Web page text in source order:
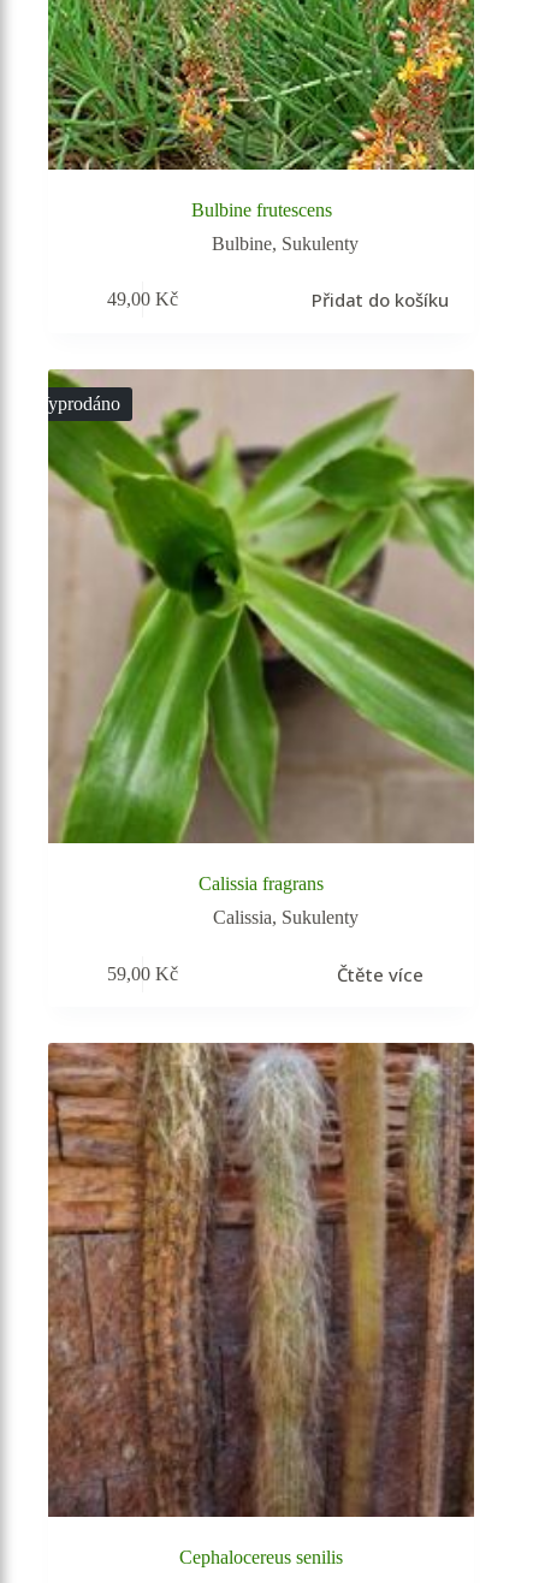
Bulbine frutescens
Bulbine, Sukulenty
49,00Kč Přidat do košíku
Vyprodáno
Calissia fragrans
Calissia, Sukulenty
59,00Kč Čtěte více
Cephalocereus senilis